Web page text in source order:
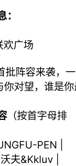
欢广场
批阵容来袭，一
你对望，谁是
（按首字母排
PEN |
夫&Kkluv |